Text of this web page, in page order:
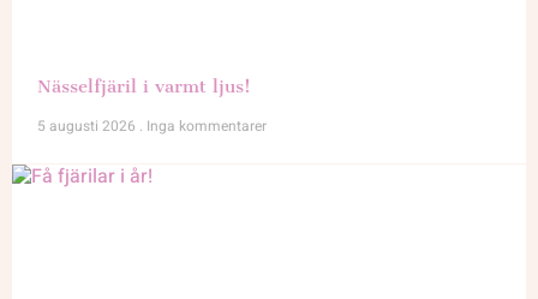
Nässelfjäril i varmt ljus!
5 augusti 2026
Inga kommentarer